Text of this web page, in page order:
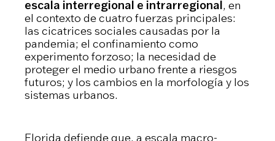
escala interregional e intrarregional, en
el contexto de cuatro fuerzas principales:
las cicatrices sociales causadas por la
pandemia; el confinamiento como
experimento forzoso; la necesidad de
proteger el medio urbano frente a riesgos
futuros; y los cambios en la morfología y los
sistemas urbanos.
Florida defiende que, a escala macro-